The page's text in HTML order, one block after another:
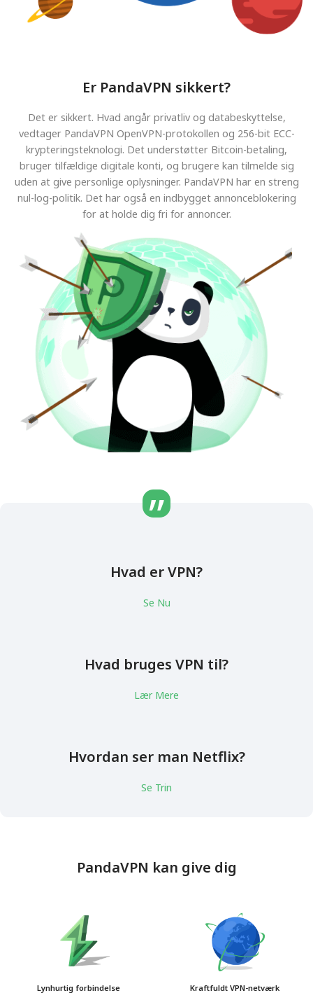
Er PandaVPN sikkert?
Det er sikkert. Hvad angår privatliv og databeskyttelse,
vedtager PandaVPN OpenVPN-protokollen og 256-bit ECC-
krypteringsteknologi. Det understøtter Bitcoin-betaling,
bruger tilfældige digitale konti, og brugere kan tilmelde sig
uden at give personlige oplysninger. PandaVPN har en streng
nul-log-politik. Det har også en indbygget annonceblokering
for at holde dig fri for annoncer.
Hvad er VPN?
Se Nu
Hvad bruges VPN til?
Lær Mere
Hvordan ser man Netflix?
Se Trin
PandaVPN kan give dig
Lynhurtig forbindelse Kraftfuldt VPN-netværk